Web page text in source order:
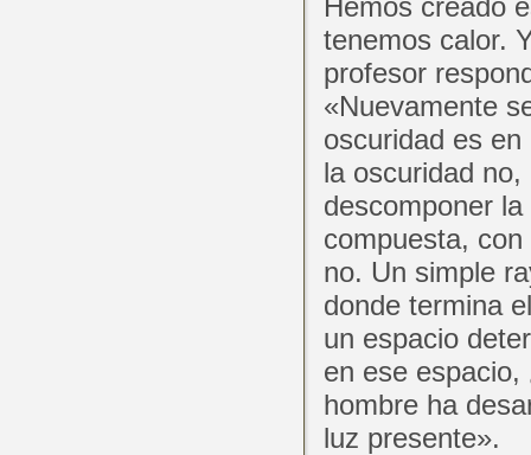
Hemos creado
tenemos calor.
profesor
«Nuevamente
oscuridad es
la oscuridad
descomponer
compuesta,
no. Un simple
donde termina
un espacio
en ese
hombre ha
luz presente».